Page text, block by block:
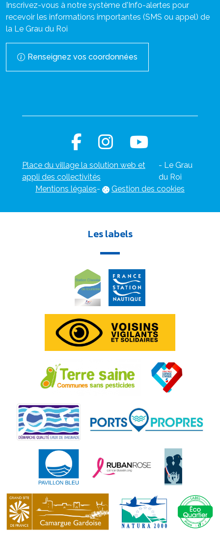
Inscrivez-vous à notre système d'Info-alertes pour
recevoir les informations importantes (SMS ou appel) de
la Le Grau du Roi
Renseignez vos coordonnées
Place du village la solution web et
appli des collectivités
- Le Grau
du Roi
Mentions légales- Gestion des cookies
Les labels